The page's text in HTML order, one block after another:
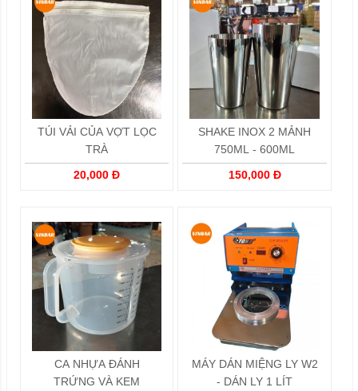
TÚI VẢI CỦA VỢT LỌC
TRÀ
20,000 Đ
SHAKE INOX 2 MẢNH
750ML - 600ML
150,000 Đ
CA NHỰA ĐÁNH
TRỨNG VÀ KEM
MÁY DÁN MIỆNG LY W2
- DÁN LY 1 LÍT